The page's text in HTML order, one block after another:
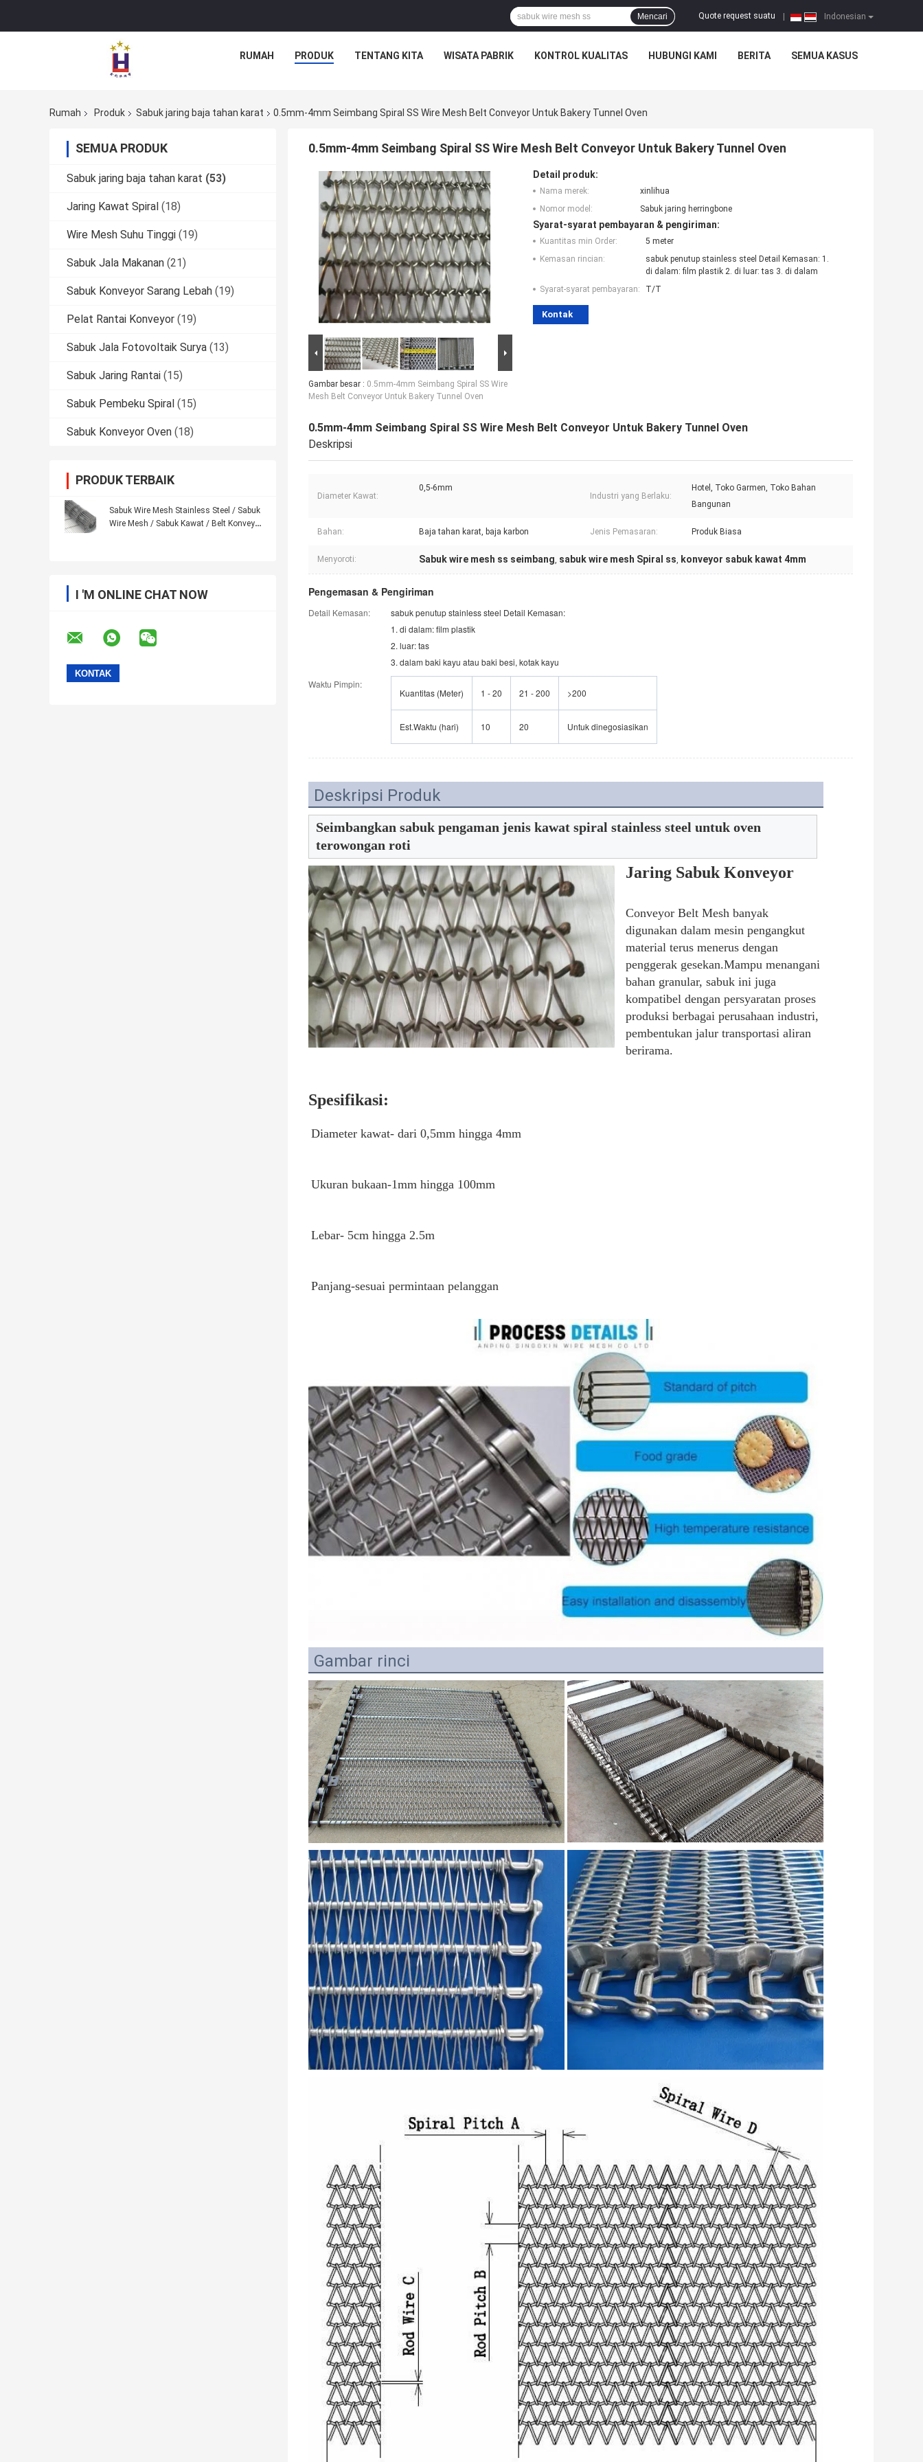
Indonesian
Quote request suatu
Mencari
RUMAH PRODUK TENTANG KITA WISATA PABRIK KONTROL KUALITAS HUBUNGI KAMI BERITA SEMUA KASUS
Rumah Produk Sabuk jaring baja tahan karat 0.5mm-4mm Seimbang Spiral SS Wire Mesh Belt Conveyor Untuk Bakery Tunnel Oven
SEMUA PRODUK
Sabuk jaring baja tahan karat (53)
Jaring Kawat Spiral (18)
Wire Mesh Suhu Tinggi (19)
Sabuk Jala Makanan (21)
Sabuk Konveyor Sarang Lebah (19)
Pelat Rantai Konveyor (19)
Sabuk Jala Fotovoltaik Surya (13)
Sabuk Jaring Rantai (15)
Sabuk Pembeku Spiral (15)
Sabuk Konveyor Oven (18)
PRODUK TERBAIK
Sabuk Wire Mesh Stainless Steel / Sabuk
Wire Mesh / Sabuk Kawat / Belt Konveyor
I 'M ONLINE CHAT NOW
0.5mm-4mm Seimbang Spiral SS Wire Mesh Belt Conveyor Untuk Bakery Tunnel Oven
Gambar besar : 0.5mm-4mm Seimbang Spiral SS Wire
Mesh Belt Conveyor Untuk Bakery Tunnel Oven
Detail produk:
Nama merek:
xinlihua
Nomor model:
Sabuk jaring herringbone
Syarat-syarat pembayaran & pengiriman:
Kuantitas min Order:
5 meter
Kemasan rincian:
sabuk penutup stainless steel Detail Kemasan: 1.
di dalam: film plastik 2. di luar: tas 3. di dalam
Syarat-syarat pembayaran:
T/T
Kontak
0.5mm-4mm Seimbang Spiral SS Wire Mesh Belt Conveyor Untuk Bakery Tunnel Oven
Deskripsi
Diameter Kawat:
0,5-6mm
Industri yang Berlaku:
Hotel, Toko Garmen, Toko Bahan
Bangunan
Bahan: Baja tahan karat, baja karbon Jenis Pemasaran: Produk Biasa
Menyoroti: Sabuk wire mesh ss seimbang, sabuk wire mesh Spiral ss, konveyor sabuk kawat 4mm
Pengemasan & Pengiriman
Detail Kemasan:
sabuk penutup stainless steel Detail Kemasan:
1. di dalam: film plastik
2. luar: tas
3. dalam baki kayu atau baki besi, kotak kayu
Waktu Pimpin:
Kuantitas (Meter) 1 - 20 21 - 200 >200
Est.Waktu (hari) 10 20 Untuk dinegosiasikan
Deskripsi Produk
Seimbangkan sabuk pengaman jenis kawat spiral stainless steel untuk oven
terowongan roti
Jaring Sabuk Konveyor
Conveyor Belt Mesh banyak
digunakan dalam mesin pengangkut
material terus menerus dengan
penggerak gesekan.Mampu menangani
bahan granular, sabuk ini juga
kompatibel dengan persyaratan proses
produksi berbagai perusahaan industri,
pembentukan jalur transportasi aliran
berirama.
Spesifikasi:
Diameter kawat- dari 0,5mm hingga 4mm
Ukuran bukaan-1mm hingga 100mm
Lebar- 5cm hingga 2.5m
Panjang-sesuai permintaan pelanggan
Gambar rinci